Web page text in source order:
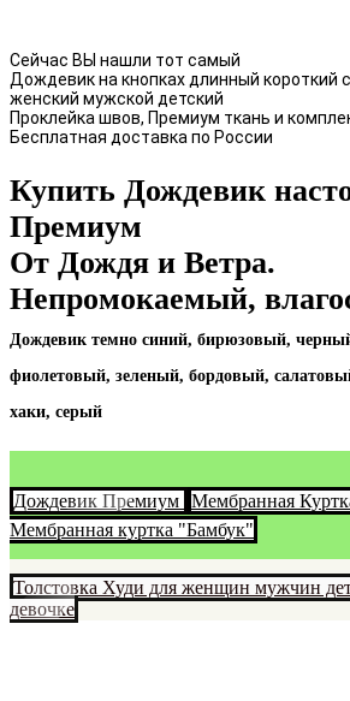
Сейчас ВЫ нашли тот самый
Дождевик на кнопках длинный короткий
женский мужской детский
Проклейка швов, Премиум ткань и
Бесплатная доставка по России
Купить Дождевик
Премиум
От Дождя и Ветра.
Непромокаемый,
Дождевик темно синий, бирюзовый,
фиолетовый, зеленый, бордовый,
хаки, серый
Дождевик Премиум Мембранная
Мембранная куртка "Бамбук"
Толстовка Худи для женщин мужчин
девочке